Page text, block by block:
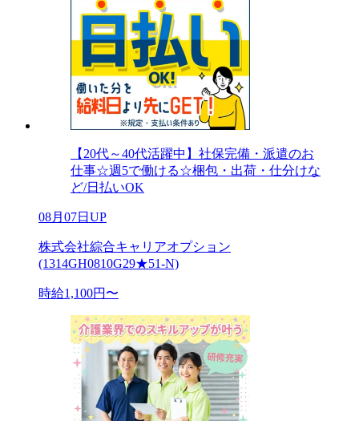
【20代～40代活躍中】社保完備・派遣のお
仕事☆週5で働ける☆梱包・出荷・仕分けな
ど/日払いOK
08月07日UP
株式会社綜合キャリアオプション
(1314GH0810G29★51-N)
時給1,100円〜